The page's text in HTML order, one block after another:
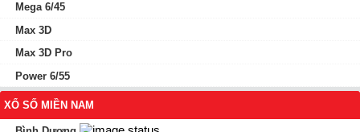
Mega 6/45
Max 3D
Max 3D Pro
Power 6/55
XỔ SỐ MIỀN NAM